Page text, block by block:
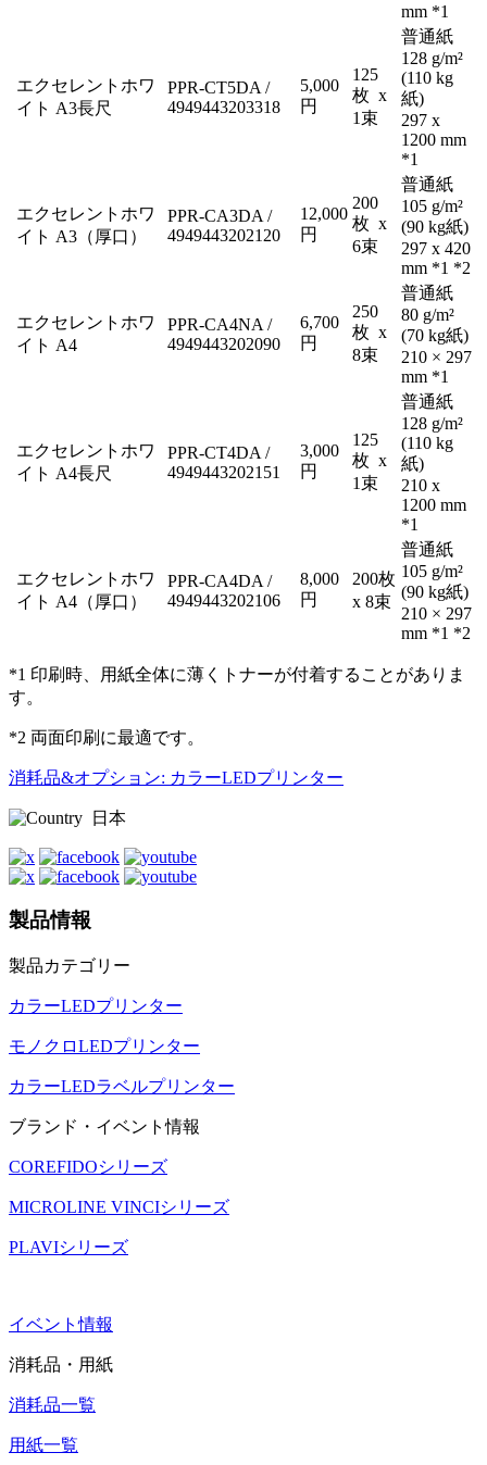
mm *1
エクセレントホワ
イト A3長尺
PPR-CT5DA /
4949443203318
5,000
円
125
枚 x
1束
普通紙
128 g/m²
(110 kg
紙)
297 x
1200 mm
*1
エクセレントホワ
イト A3（厚口）
PPR-CA3DA /
4949443202120
12,000
円
200
枚 x
6束
普通紙
105 g/m²
(90 kg紙)
297 x 420
mm *1 *2
エクセレントホワ
イト A4
PPR-CA4NA /
4949443202090
6,700
円
250
枚 x
8束
普通紙
80 g/m²
(70 kg紙)
210 × 297
mm *1
エクセレントホワ
イト A4長尺
PPR-CT4DA /
4949443202151
3,000
円
125
枚 x
1束
普通紙
128 g/m²
(110 kg
紙)
210 x
1200 mm
*1
エクセレントホワ
イト A4（厚口）
PPR-CA4DA /
4949443202106
8,000
円
200枚
x 8束
普通紙
105 g/m²
(90 kg紙)
210 × 297
mm *1 *2
*1 印刷時、用紙全体に薄くトナーが付着することがありま
す。
*2 両面印刷に最適です。
消耗品&オプション: カラーLEDプリンター
日本
製品情報
製品カテゴリー
カラーLEDプリンター
モノクロLEDプリンター
カラーLEDラベルプリンター
ブランド・イベント情報
COREFIDOシリーズ
MICROLINE VINCIシリーズ
PLAVIシリーズ
イベント情報
消耗品・用紙
消耗品一覧
用紙一覧